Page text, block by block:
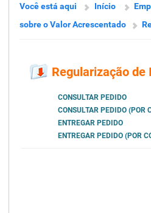
Você está aqui Início
sobre o Valor Acrescentado
Regularização de
CONSULTAR PEDIDO
CONSULTAR PEDIDO (POR
ENTREGAR PEDIDO
ENTREGAR PEDIDO (POR